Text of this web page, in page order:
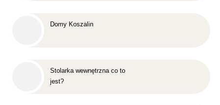
Domy Koszalin
Stolarka wewnętrzna co to
jest?